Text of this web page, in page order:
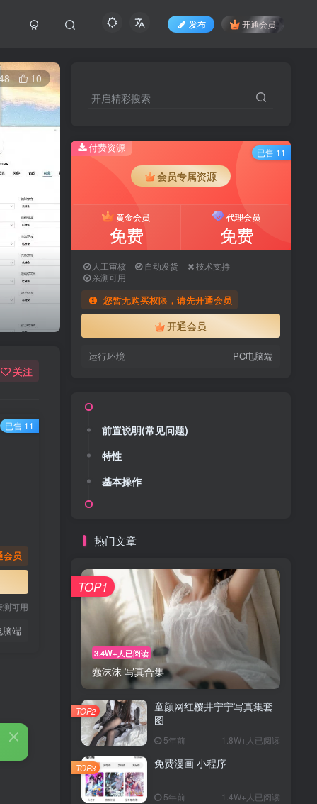
发布 开通会员
10
关注
会员
测可用
脑端
已售 11
开启精彩搜索
付费资源
会员专属资源
黄金会员
免费
代理会员
免费
人工审核 自动发货
技术支持
亲测可用
您暂无购买权限，请先开通会员
开通会员
运行环境 PC电脑端
已售 11
前置说明(常见问题)
特性
基本操作
热门文章
3.4W+人已阅读
蠢沫沫 写真合集
TOP1
童颜网红樱井宁宁写真集套
图
5年前 1.8W+人已阅读
TOP2
免费漫画 小程序
5年前 1.4W+人已阅读
TOP3